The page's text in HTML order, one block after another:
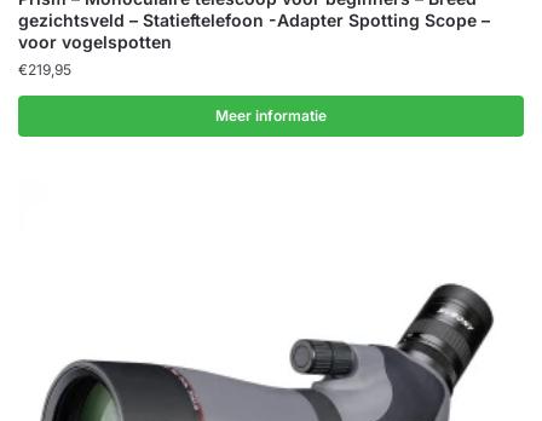
gezichtsveld – Statieftelefoon -Adapter Spotting Scope –
voor vogelspotten
€219,95
Meer informatie